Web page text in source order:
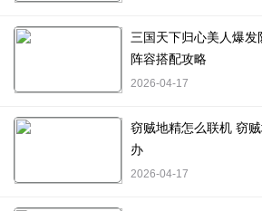
三国天下归心美人爆
阵容搭配攻略
2026-04-17
窃贼地精怎么联机 窃
办
2026-04-17